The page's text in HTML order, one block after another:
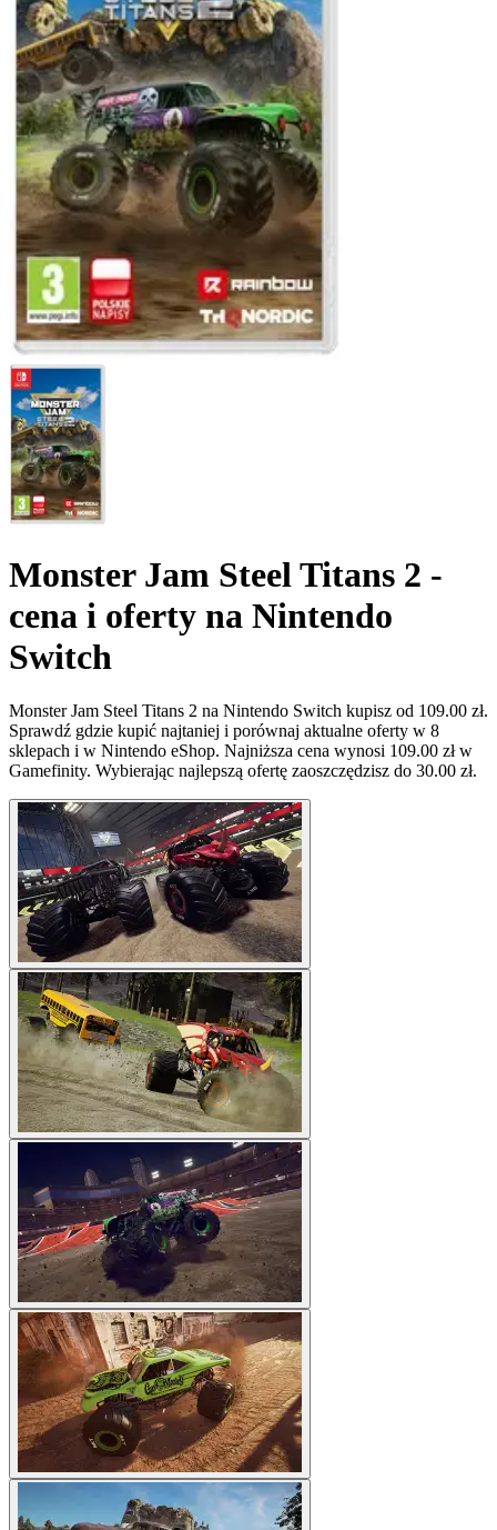
Monster Jam Steel Titans 2 -
cena i oferty na Nintendo
Switch
Monster Jam Steel Titans 2 na Nintendo Switch kupisz od 109.00 zł.
Sprawdź gdzie kupić najtaniej i porównaj aktualne oferty w 8
sklepach i w Nintendo eShop. Najniższa cena wynosi 109.00 zł w
Gamefinity. Wybierając najlepszą ofertę zaoszczędzisz do 30.00 zł.